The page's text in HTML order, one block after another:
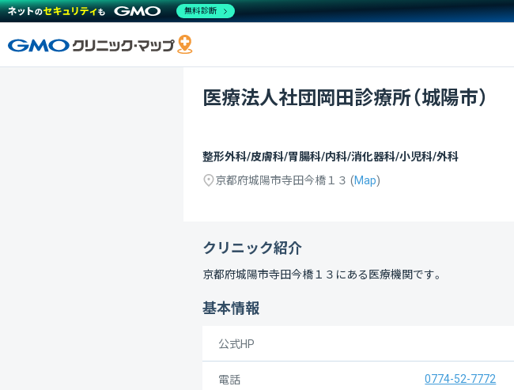
医療法人社団岡田診療所（城陽市）
整形外科/皮膚科/胃腸科/内科/消化器科/小児科/外科
京都府城陽市寺田今橋１３ (Map)
クリニック紹介
京都府城陽市寺田今橋１３ にある医療機関です。
基本情報
公式HP
電話 0774-52-7772
無料診断